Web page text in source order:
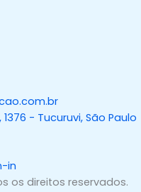
- Tucuruvi, São Paulo
in
os direitos reservados.